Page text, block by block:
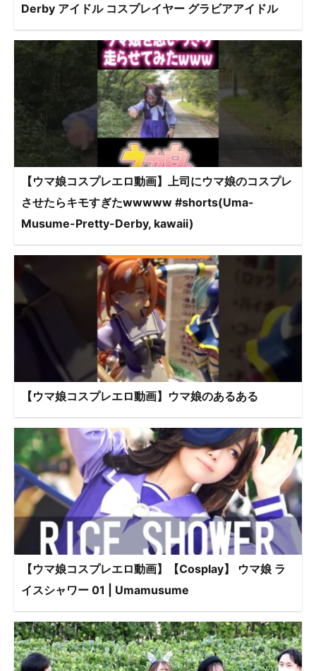
Derby アイドル コスプレイヤー グラビアアイドル
【ウマ娘コスプレエロ動画】上司にウマ娘のコスプレ
させたらキモすぎたwwwww #shorts(Uma-
Musume-Pretty-Derby, kawaii)
【ウマ娘コスプレエロ動画】ウマ娘のあるある
【ウマ娘コスプレエロ動画】【Cosplay】 ウマ娘 ラ
イスシャワー 01 | Umamusume